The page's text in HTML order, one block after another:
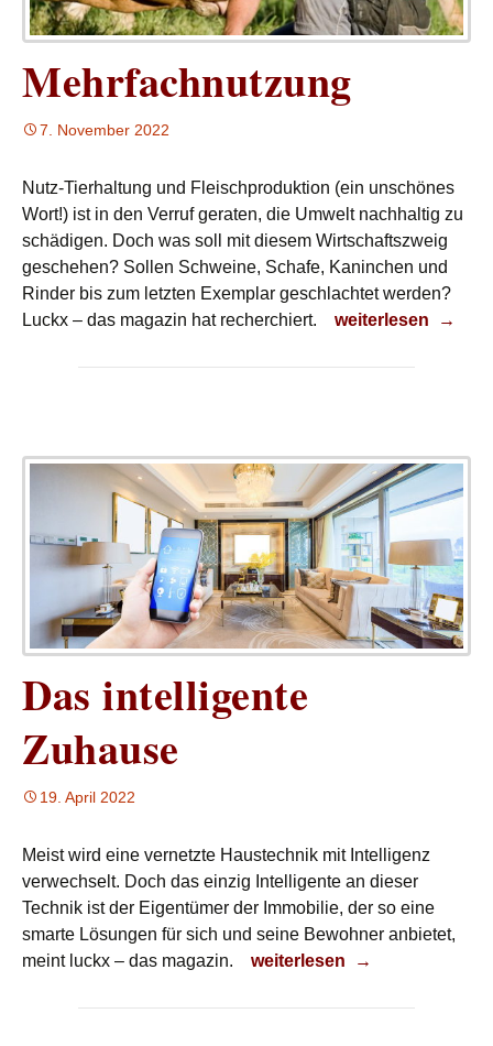
Mehrfachnutzung
7. November 2022
Nutz-Tierhaltung und Fleischproduktion (ein unschönes
Wort!) ist in den Verruf geraten, die Umwelt nachhaltig zu
schädigen. Doch was soll mit diesem Wirtschaftszweig
geschehen? Sollen Schweine, Schafe, Kaninchen und
Rinder bis zum letzten Exemplar geschlachtet werden?
Luckx – das magazin hat recherchiert.
Mehrfachnutzung
weiterlesen →
Das intelligente
Zuhause
19. April 2022
Meist wird eine vernetzte Haustechnik mit Intelligenz
verwechselt. Doch das einzig Intelligente an dieser
Technik ist der Eigentümer der Immobilie, der so eine
smarte Lösungen für sich und seine Bewohner anbietet,
meint luckx – das magazin.
Das intelligente Zuhause
weiterlesen →